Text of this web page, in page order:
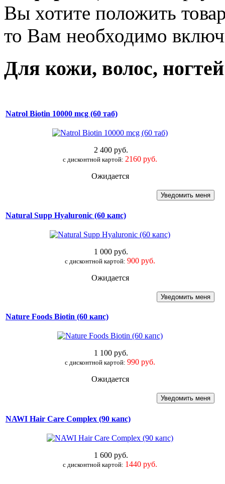
Вы хотите положить
то Вам необходимо
Для кожи, волос, ногтей
Natrol Biotin 10000 mcg (60 таб)
2 400 руб.
c дисконтной картой: 2160 руб.
Ожидается
Natural Supp Hyaluronic (60 капс)
1 000 руб.
c дисконтной картой:900 руб.
Ожидается
Nature Foods Biotin (60 капс)
1 100 руб.
c дисконтной картой:990 руб.
Ожидается
NAWI Hair Care Complex (90 капс)
1 600 руб.
c дисконтной картой: 1440 руб.